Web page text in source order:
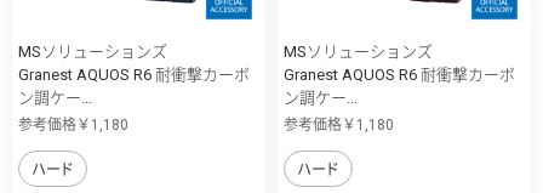
MSソリューションズ
Granest AQUOS R6 耐衝撃カーボ
ン調ケー...
参考価格￥1,180
ハード
MSソリューションズ
Granest AQUOS R6 耐衝撃カーボ
ン調ケー...
参考価格￥1,180
ハード